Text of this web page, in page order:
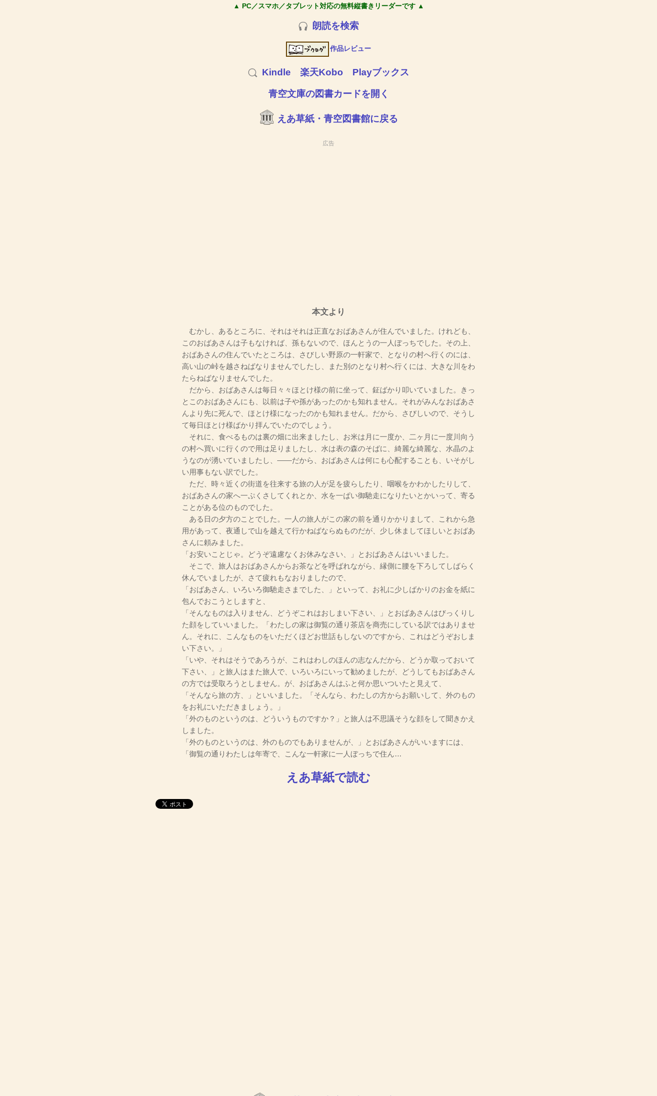
▲ PC／スマホ／タブレット対応の無料縦書きリーダーです ▲
朗読を検索
作品レビュー
Kindle 楽天Kobo Playブックス
青空文庫の図書カードを開く
えあ草紙・青空図書館に戻る
広告
本文より
むかし、あるところに、それはそれは正直なおばあさんが住んでいました。けれども、
このおばあさんは子もなければ、孫もないので、ほんとうの一人ぼっちでした。その上、
おばあさんの住んでいたところは、さびしい野原の一軒家で、となりの村へ行くのには、
高い山の峠を越さねばなりませんでしたし、また別のとなり村へ行くには、大きな川をわ
たらねばなりませんでした。
だから、おばあさんは毎日々々ほとけ様の前に坐って、鉦ばかり叩いていました。きっ
とこのおばあさんにも、以前は子や孫があったのかも知れません。それがみんなおばあさ
んより先に死んで、ほとけ様になったのかも知れません。だから、さびしいので、そうし
て毎日ほとけ様ばかり拝んでいたのでしょう。
それに、食べるものは裏の畑に出来ましたし、お米は月に一度か、二ヶ月に一度川向う
の村へ買いに行くので用は足りましたし、水は表の森のそばに、綺麗な綺麗な、水晶のよ
うなのが湧いていましたし、――だから、おばあさんは何にも心配することも、いそがし
い用事もない訳でした。
ただ、時々近くの街道を往来する旅の人が足を疲らしたり、咽喉をかわかしたりして、
おばあさんの家へ一ぷくさしてくれとか、水を一ぱい御馳走になりたいとかいって、寄る
ことがある位のものでした。
ある日の夕方のことでした。一人の旅人がこの家の前を通りかかりまして、これから急
用があって、夜通しで山を越えて行かねばならぬものだが、少し休ましてほしいとおばあ
さんに頼みました。
「お安いことじゃ。どうぞ遠慮なくお休みなさい、」とおばあさんはいいました。
そこで、旅人はおばあさんからお茶などを呼ばれながら、縁側に腰を下ろしてしばらく
休んでいましたが、さて疲れもなおりましたので、
「おばあさん、いろいろ御馳走さまでした、」といって、お礼に少しばかりのお金を紙に
包んでおこうとしますと、
「そんなものは入りません、どうぞこれはおしまい下さい、」とおばあさんはびっくりし
た顔をしていいました。「わたしの家は御覧の通り茶店を商売にしている訳ではありませ
ん。それに、こんなものをいただくほどお世話もしないのですから、これはどうぞおしま
い下さい。」
「いや、それはそうであろうが、これはわしのほんの志なんだから、どうか取っておいて
下さい、」と旅人はまた旅人で、いろいろにいって勧めましたが、どうしてもおばあさん
の方では受取ろうとしません。が、おばあさんはふと何か思いついたと見えて、
「そんなら旅の方、」といいました。「そんなら、わたしの方からお願いして、外のもの
をお礼にいただきましょう。」
「外のものというのは、どういうものですか？」と旅人は不思議そうな顔をして聞きかえ
しました。
「外のものというのは、外のものでもありませんが、」とおばあさんがいいますには、
「御覧の通りわたしは年寄で、こんな一軒家に一人ぼっちで住ん…
えあ草紙で読む